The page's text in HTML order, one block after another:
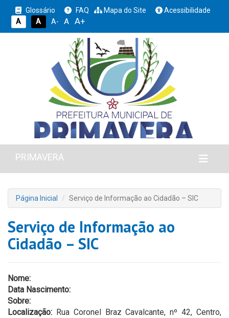
Glossário FAQ Mapa do Site
Acessibilidade
A
A A- A A+
PRIMAVERA
Página Inicial Serviço de Informação ao Cidadão – SIC
Serviço de Informação ao
Cidadão – SIC
Nome:
Data Nascimento:
Sobre:
Localização: Rua Coronel Braz Cavalcante, nº 42, Centro,